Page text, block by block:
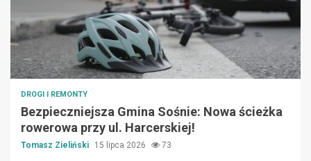
DROGI I REMONTY
Bezpieczniejsza Gmina Sośnie: Nowa ścieżka
rowerowa przy ul. Harcerskiej!
Tomasz Zieliński 15 lipca 2026 73